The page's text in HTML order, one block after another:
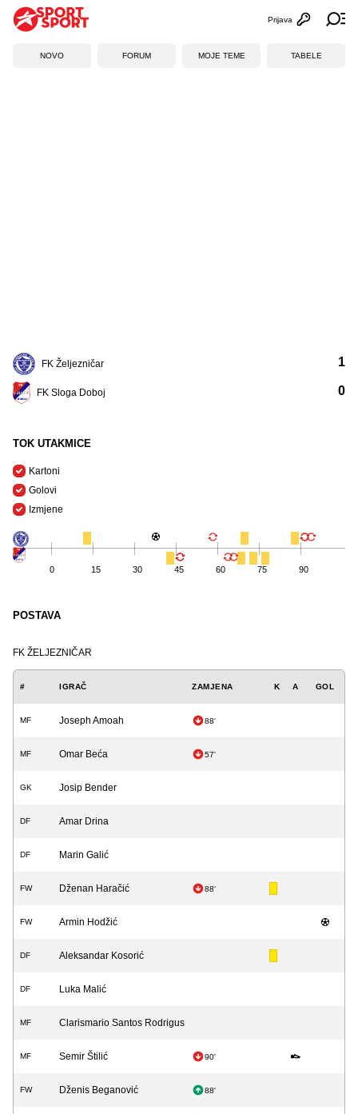
Otvori
Prijava
NOVO FORUM MOJE TEME TABELE
FK Željezničar
FK Sloga Doboj
1
0
TOK UTAKMICE
Kartoni
Golovi
Izmjene
0 15 30 45 60 75 90
POSTAVA
FK ŽELJEZNIČAR
# IGRAČ ZAMJENA K A GOL
MF Joseph Amoah 88'
MF Omar Beća 57'
GK Josip Bender
DF Amar Drina
DF Marin Galić
FW Dženan Haračić 88'
FW Armin Hodžić
DF Aleksandar Kosorić
DF Luka Malić
MF Clarismario Santos Rodrigus
MF Semir Štilić 90'
FW Dženis Beganović 88'